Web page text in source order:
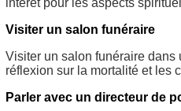
Visiter un salon funéraire
Visiter un salon funéraire dans
réflexion sur la mortalité et les
Parler avec un directeur de